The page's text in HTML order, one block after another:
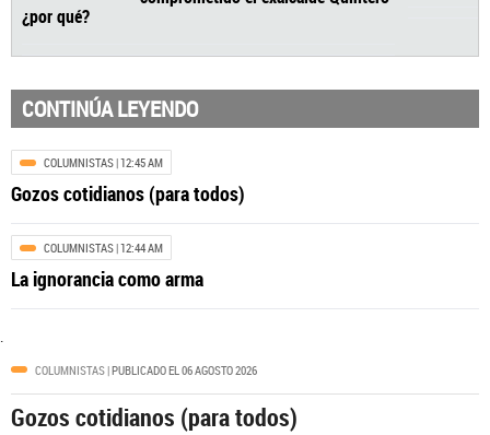
Juez aplazó decisión sobre la
nulidad de la imputación en el caso
¿por qué?
CONTINÚA LEYENDO
COLUMNISTAS| 12:45 AM
Gozos cotidianos (para todos)
COLUMNISTAS| 12:44 AM
La ignorancia como arma
COLUMNISTAS| PUBLICADO EL 06 AGOSTO 2026
Gozos cotidianos (para todos)